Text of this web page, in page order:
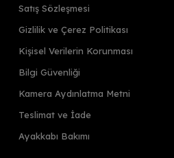
Satış Sözleşmesi
Gizlilik ve Çerez Politikası
Kişisel Verilerin Korunması
Bilgi Güvenliği
Kamera Aydınlatma Metni
Teslimat ve İade
Ayakkabı Bakımı